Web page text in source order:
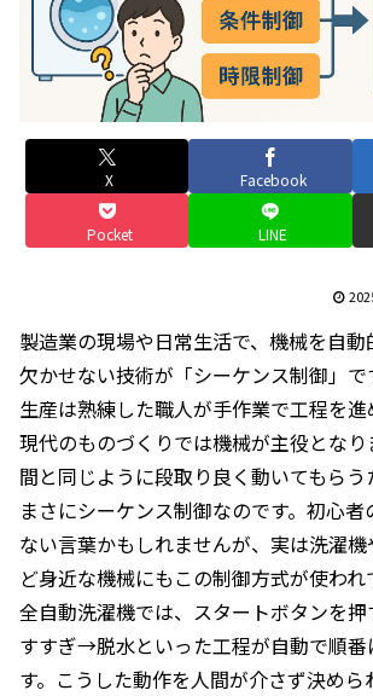
X Facebook
Pocket LINE
製造業の現場や日常生活で、機械を自
欠かせない技術が「シーケンス制御」で
生産は熟練した職人が手作業で工程を進
現代のものづくりでは機械が主役とな
間と同じように段取り良く動いてもらう
まさにシーケンス制御なのです。初心
ない言葉かもしれませんが、実は洗濯
ど身近な機械にもこの制御方式が使わ
全自動洗濯機では、スタートボタンを
すすぎ→脱水といった工程が自動で順番
す。こうした動作を人間が介さず決めら